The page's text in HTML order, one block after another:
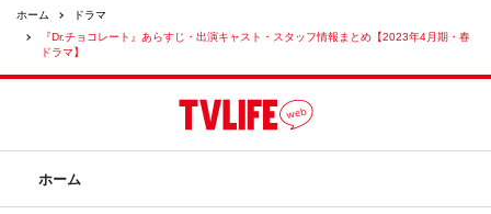
ホーム
ドラマ
『Dr.チョコレート』あらすじ・出演キャスト・スタッフ情報まとめ【2023年4月期・春
ドラマ】
ホーム